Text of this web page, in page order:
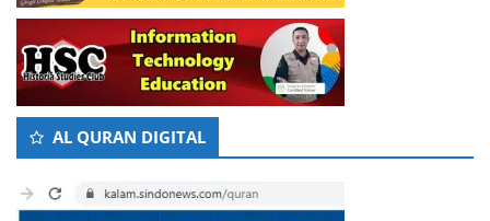
AL QURAN DIGITAL